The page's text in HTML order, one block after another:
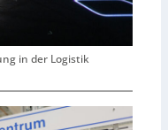
in der Logistik